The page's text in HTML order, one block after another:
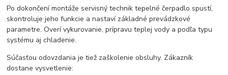
Po dokončení montáže servisný technik tepelné čerpadlo spustí,
skontroluje jeho funkcie a nastaví základné prevádzkové
parametre. Overí vykurovanie, prípravu teplej vody a podľa typu
systému aj chladenie.
Súčasťou odovzdania je tiež zaškolenie obsluhy. Zákazník
dostane vysvetlenie: